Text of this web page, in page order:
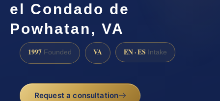
el Condado de
Powhatan, VA
1997 Founded VA EN · ES Intake
Request a consultation